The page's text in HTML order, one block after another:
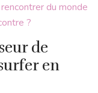
du monde
?
de
en